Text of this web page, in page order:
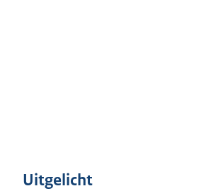
Uitgelicht